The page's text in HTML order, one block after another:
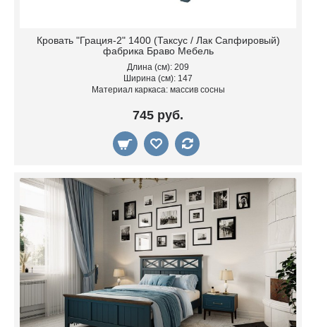
Кровать "Грация-2" 1400 (Таксус / Лак Сапфировый)
фабрика Браво Мебель
Длина (см): 209
Ширина (см): 147
Материал каркаса: массив сосны
745 руб.